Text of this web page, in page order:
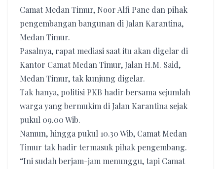
Camat Medan Timur, Noor Alfi Pane dan pihak
pengembangan bangunan di Jalan Karantina,
Medan Timur.
Pasalnya, rapat mediasi saat itu akan digelar di
Kantor Camat Medan Timur, Jalan H.M. Said,
Medan Timur, tak kunjung digelar.
Tak hanya, politisi PKB hadir bersama sejumlah
warga yang bermukim di Jalan Karantina sejak
pukul 09.00 Wib.
Namun, hingga pukul 10.30 Wib, Camat Medan
Timur tak hadir termasuk pihak pengembang.
“Ini sudah berjam-jam menunggu, tapi Camat